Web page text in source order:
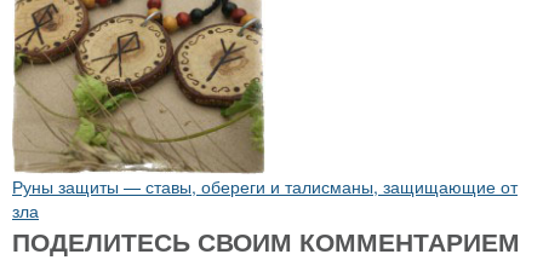
Руны защиты — ставы, обереги и талисманы, защищающие от
зла
ПОДЕЛИТЕСЬ СВОИМ КОММЕНТАРИЕМ